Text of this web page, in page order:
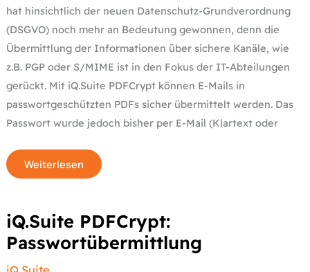
hat hinsichtlich der neuen Datenschutz-Grundverordnung
(DSGVO) noch mehr an Bedeutung gewonnen, denn die
Übermittlung der Informationen über sichere Kanäle, wie
z.B. PGP oder S/MIME ist in den Fokus der IT-Abteilungen
gerückt. Mit iQ.Suite PDFCrypt können E-Mails in
passwortgeschützten PDFs sicher übermittelt werden. Das
Passwort wurde jedoch bisher per E-Mail (Klartext oder
Weiterlesen
iQ.Suite PDFCrypt:
Passwortübermittlung
iQ.Suite
PDFCrypt:
Passwortübermittlung